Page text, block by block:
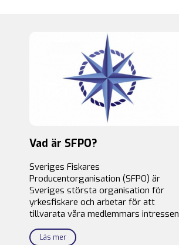
Vad är SFPO?
Sveriges Fiskares
Producentorganisation (SFPO) är
Sveriges största organisation för
yrkesfiskare och arbetar för att
tillvarata våra medlemmars
Läs mer